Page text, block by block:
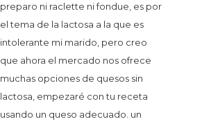
preparo ni raclette ni fondue, es por
el tema de la lactosa a la que es
intolerante mi marido, pero creo
que ahora el mercado nos ofrece
muchas opciones de quesos sin
lactosa, empezaré con tu receta
usando un queso adecuado. un